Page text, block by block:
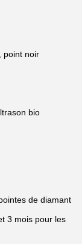
point noir
bio
de diamant
3 mois pour les